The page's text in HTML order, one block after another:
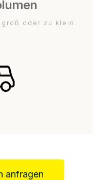
oder zu klein.
anfragen